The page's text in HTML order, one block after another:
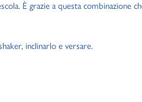
È grazie a questa combinazione
inclinarlo e versare.